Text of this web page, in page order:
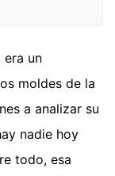
era un
moldes de la
a analizar su
nadie hoy
todo, esa